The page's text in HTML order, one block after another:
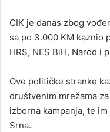
CIK je danas zbog
sa po 3.000 KM kaznio
HRS, NES BiH, Narod i
Ove političke stranke
društvenim mrežama
izborna kampanja, te
Srna.